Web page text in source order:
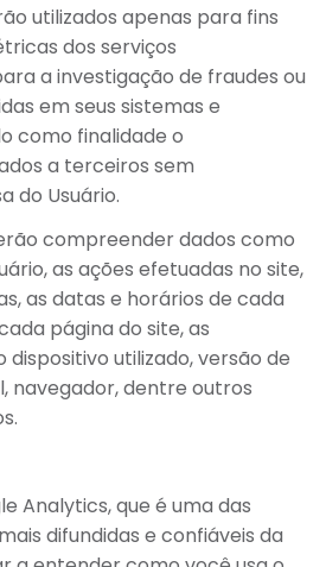
utilizados apenas para fins
dos serviços
a investigação de fraudes ou
em seus sistemas e
como finalidade o
a terceiros sem
do Usuário.
compreender dados como
as ações efetuadas no site,
as datas e horários de cada
página do site, as
utilizado, versão de
navegador, dentre outros
Analytics, que é uma das
difundidas e confiáveis da